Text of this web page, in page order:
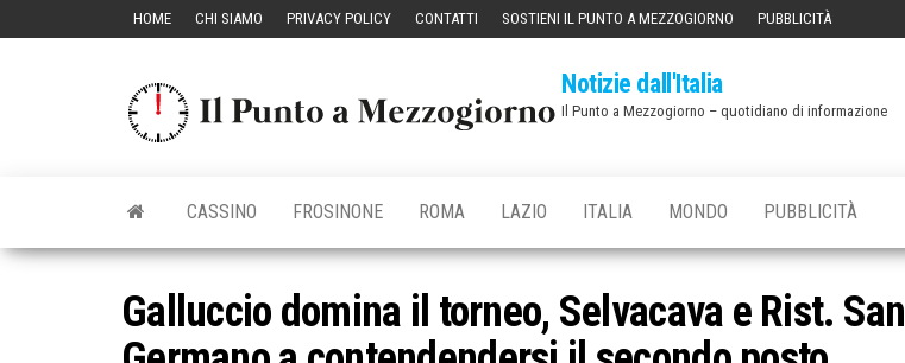
HOME CHI SIAMO PRIVACY POLICY CONTATTI SOSTIENI IL PUNTO A MEZZOGIORNO PUBBLICITÀ
Notizie dall'Italia
Il Punto a Mezzogiorno – quotidiano di informazione
CASSINO FROSINONE ROMA LAZIO ITALIA MONDO PUBBLICITÀ
Galluccio domina il torneo, Selvacava e Rist. San